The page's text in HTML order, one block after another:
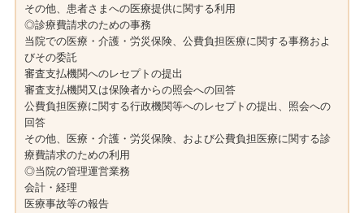
その他、患者さまへの医療提供に関する利用
◎診療費請求のための事務
当院での医療・介護・労災保険、公費負担医療に関する事務およ
びその委託
審査支払機関へのレセプトの提出
審査支払機関又は保険者からの照会への回答
公費負担医療に関する行政機関等へのレセプトの提出、照会への
回答
その他、医療・介護・労災保険、および公費負担医療に関する診
療費請求のための利用
◎当院の管理運営業務
会計・経理
医療事故等の報告